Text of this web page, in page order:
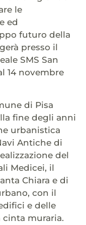
le
ed
futuro della
presso il
SMS San
14 novembre
di Pisa
fine degli anni
urbanistica
Antiche di
del
Medicei, il
Chiara e di
con il
e delle
cinta muraria.